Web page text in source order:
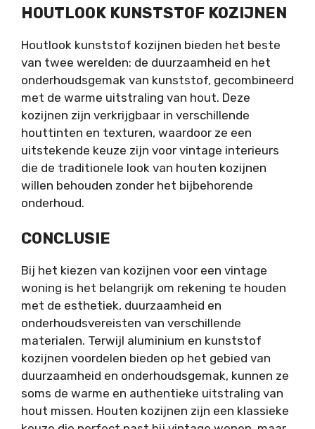
HOUTLOOK KUNSTSTOF KOZIJNEN
Houtlook kunststof kozijnen bieden het beste
van twee werelden: de duurzaamheid en het
onderhoudsgemak van kunststof, gecombineerd
met de warme uitstraling van hout. Deze
kozijnen zijn verkrijgbaar in verschillende
houttinten en texturen, waardoor ze een
uitstekende keuze zijn voor vintage interieurs
die de traditionele look van houten kozijnen
willen behouden zonder het bijbehorende
onderhoud.
CONCLUSIE
Bij het kiezen van kozijnen voor een vintage
woning is het belangrijk om rekening te houden
met de esthetiek, duurzaamheid en
onderhoudsvereisten van verschillende
materialen. Terwijl aluminium en kunststof
kozijnen voordelen bieden op het gebied van
duurzaamheid en onderhoudsgemak, kunnen ze
soms de warme en authentieke uitstraling van
hout missen. Houten kozijnen zijn een klassieke